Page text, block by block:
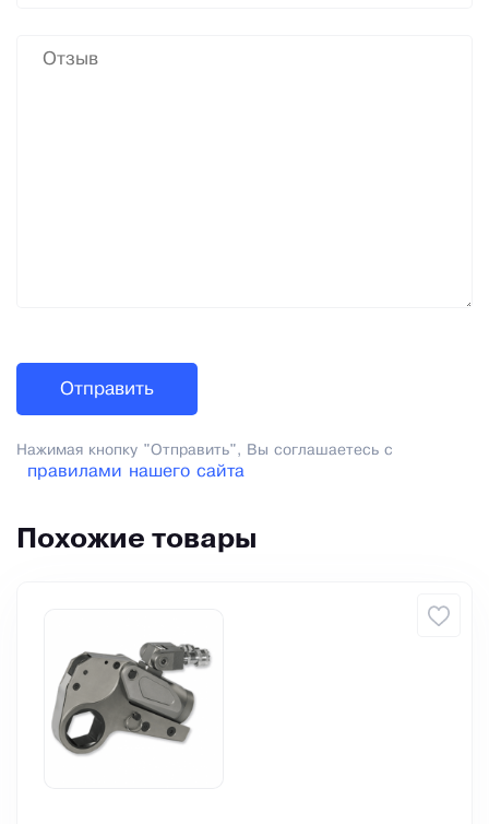
Нажимая кнопку "Отправить", Вы соглашаетесь с
правилами нашего сайта
Похожие товары